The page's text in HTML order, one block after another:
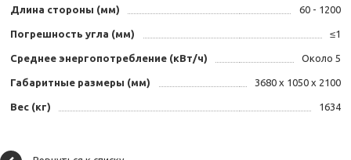
Длина стороны (мм) 60 - 1200
Погрешность угла (мм) ≤1
Среднее энергопотребление (кВт/ч) Около 5
Габаритные размеры (мм) 3680 х 1050 х 2100
Вес (кг) 1634